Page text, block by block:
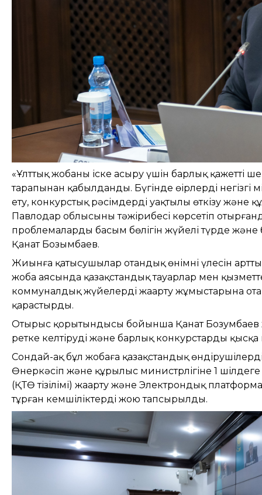
«Ұлттық жобаны іске асыру үшін барлық қажетті
тарапынан қабылданды. Бүгінде өңірлердің
ету, конкурстық рәсімдерді уақтылы өткізу және
Павлодар облысының тәжірибесі көрсетіп
проблемалардың басым бөлігін жүйелі түрде
Қанат Бозымбаев.
Жиынға қатысушылар отандық өнімнің үлесін
жоба аясында қазақстандық тауарлар мен
коммуналдық жүйелерді жаңарту жұмыстарына
қарастырды.
Отырыс қорытындысы бойынша Қанат Бозумбаев
ретке келтіруді және барлық конкурстарды
Сондай-ақ бұл жобаға қазақстандық
Өнеркәсіп және құрылыс министрлігіне 1 шілдеге
(ҚТӨ тізілімі) жаңарту және Электрондық
тұрған кемшіліктерді жою тапсырылды.